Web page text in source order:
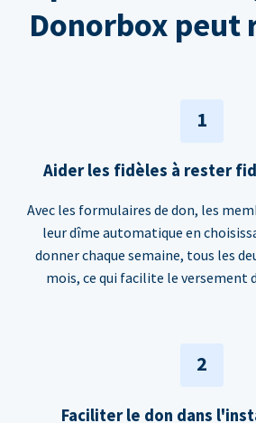
Donorbox peut
1
Aider les fidèles à rester
Avec les formulaires de don, les
leur dîme automatique en
donner chaque semaine, tous les
mois, ce qui facilite le versement
2
Faciliter le don dans